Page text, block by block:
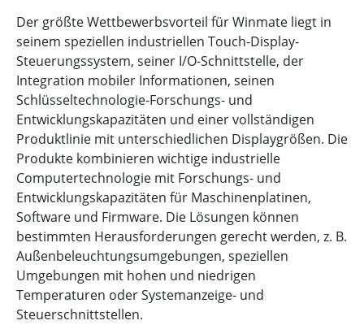
Der größte Wettbewerbsvorteil für Winmate liegt in
seinem speziellen industriellen Touch-Display-
Steuerungssystem, seiner I/O-Schnittstelle, der
Integration mobiler Informationen, seinen
Schlüsseltechnologie-Forschungs- und
Entwicklungskapazitäten und einer vollständigen
Produktlinie mit unterschiedlichen Displaygrößen. Die
Produkte kombinieren wichtige industrielle
Computertechnologie mit Forschungs- und
Entwicklungskapazitäten für Maschinenplatinen,
Software und Firmware. Die Lösungen können
bestimmten Herausforderungen gerecht werden, z. B.
Außenbeleuchtungsumgebungen, speziellen
Umgebungen mit hohen und niedrigen
Temperaturen oder Systemanzeige- und
Steuerschnittstellen.